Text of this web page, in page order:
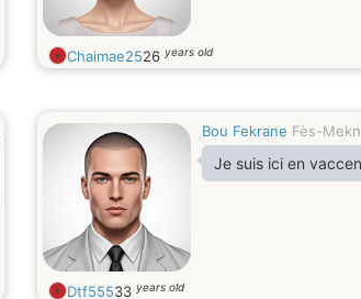
Chaimae2526 years old
Bou Fekrane Fès-
Je suis ici en
Dtf55533 years old